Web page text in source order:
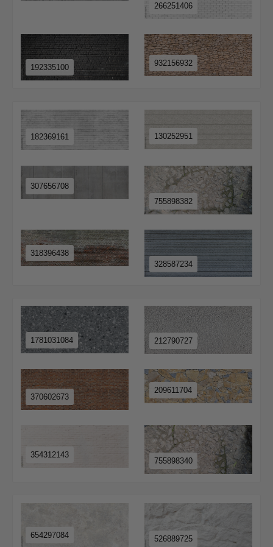
266251406
192335100 932156932
182369161 130252951
307656708
755898382
318396438
328587234
1781031084 212790727
370602673
209611704
354312143
755898340
654297084 526889725